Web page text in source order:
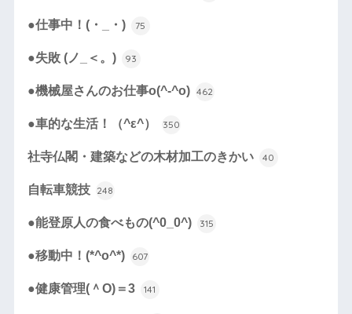
●仕事中！(・_・) 75
●失敗 (ノ_＜。) 93
●機械屋さんのお仕事o(^-^o) 462
●車的な生活！（^ε^） 350
社寺仏閣・建築などの木材加工のきかい 40
自転車競技 248
●能登原人の食べもの(^0_0^) 315
●移動中！(*^o^*) 607
●健康管理(＾O)＝3 141